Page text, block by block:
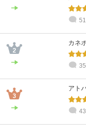
カネ
アト